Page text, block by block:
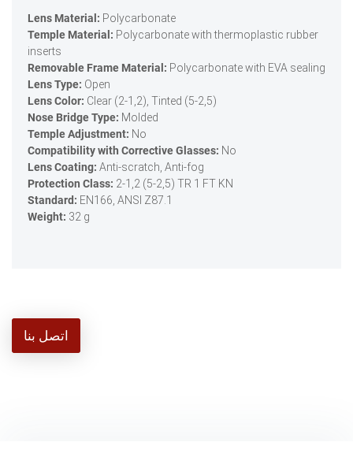
Lens Material: Polycarbonate
Temple Material: Polycarbonate with thermoplastic rubber
inserts
Removable Frame Material: Polycarbonate with EVA sealing
Lens Type: Open
Lens Color: Clear (2-1,2), Tinted (5-2,5)
Nose Bridge Type: Molded
Temple Adjustment: No
Compatibility with Corrective Glasses: No
Lens Coating: Anti-scratch, Anti-fog
Protection Class: 2-1,2 (5-2,5) TR 1 FT KN
Standard: EN166, ANSI Z87.1
Weight: 32 g
اتصل بنا